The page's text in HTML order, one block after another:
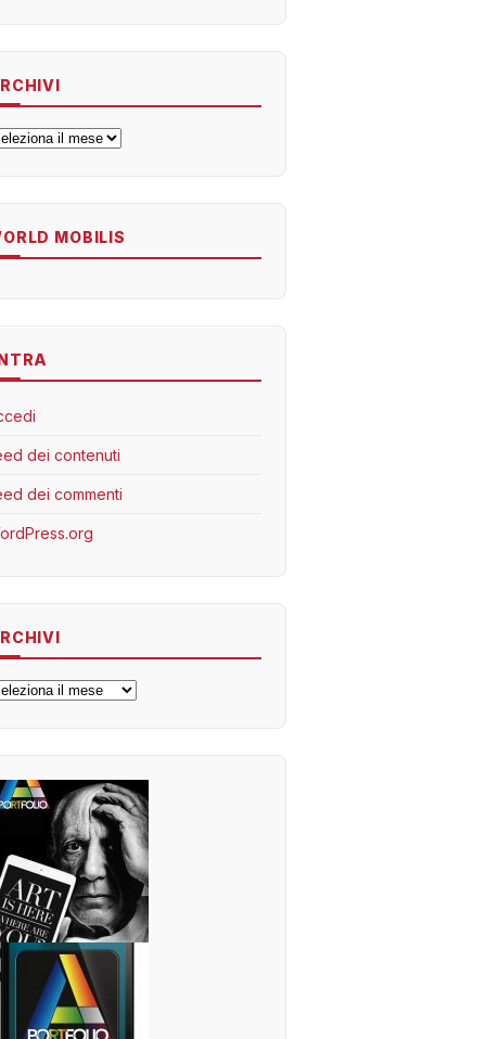
MOBILIS
dei contenuti
dei commenti